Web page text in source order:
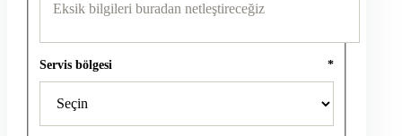
Servis bölgesi *